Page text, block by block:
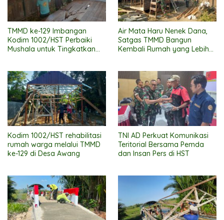
TMMD ke-129 Imbangan
Kodim 1002/HST Perbaiki
Mushala untuk Tingkatkan
Air Mata Haru Nenek Dana,
Satgas TMMD Bangun
Kembali Rumah yang Lebih
Kodim 1002/HST rehabilitasi
rumah warga melalui TMMD
ke-129 di Desa Awang
TNI AD Perkuat Komunikasi
Teritorial Bersama Pemda
dan Insan Pers di HST